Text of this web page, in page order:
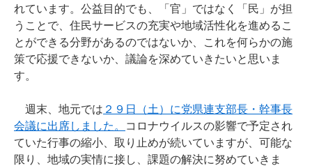
れています。公益目的でも、「官」ではなく「民」が担
うことで、住民サービスの充実や地域活性化を進めるこ
とができる分野があるのではないか、これを何らかの施
策で応援できないか、議論を深めていきたいと思いま
す。
週末、地元では ２９日（土）に党県連支部長・幹事長
会議に出席しました。
コロナウイルスの影響で予定され
ていた行事の縮小、取り止めが続いていますが、可能な
限り、地域の実情に接し、課題の解決に努めていきま